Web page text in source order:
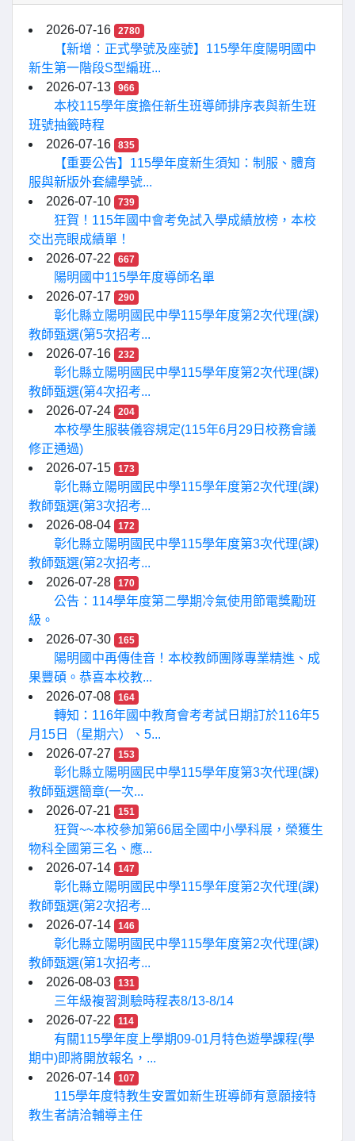
2026-07-16 2780
【新增：正式學號及座號】115學年度陽明國中
新生第一階段S型編班...
2026-07-13
966
本校115學年度擔任新生班導師排序表與新生班
班號抽籤時程
2026-07-16
835
【重要公告】115學年度新生須知：制服、體育
服與新版外套繡學號...
2026-07-10
739
狂賀！115年國中會考免試入學成績放榜，本校
交出亮眼成績單！
2026-07-22
667
陽明國中115學年度導師名單
2026-07-17
290
彰化縣立陽明國民中學115學年度第2次代理(課)
教師甄選(第5次招考...
2026-07-16
232
彰化縣立陽明國民中學115學年度第2次代理(課)
教師甄選(第4次招考...
2026-07-24
204
本校學生服裝儀容規定(115年6月29日校務會議
修正通過)
2026-07-15
173
彰化縣立陽明國民中學115學年度第2次代理(課)
教師甄選(第3次招考...
2026-08-04
172
彰化縣立陽明國民中學115學年度第3次代理(課)
教師甄選(第2次招考...
2026-07-28
170
公告：114學年度第二學期冷氣使用節電獎勵班
級。
2026-07-30
165
陽明國中再傳佳音！本校教師團隊專業精進、成
果豐碩。恭喜本校教...
2026-07-08
164
轉知：116年國中教育會考考試日期訂於116年5
月15日（星期六）、5...
2026-07-27
153
彰化縣立陽明國民中學115學年度第3次代理(課)
教師甄選簡章(一次...
2026-07-21
151
狂賀~~本校參加第66屆全國中小學科展，榮獲生
物科全國第三名、應...
2026-07-14
147
彰化縣立陽明國民中學115學年度第2次代理(課)
教師甄選(第2次招考...
2026-07-14
146
彰化縣立陽明國民中學115學年度第2次代理(課)
教師甄選(第1次招考...
2026-08-03
131
三年級複習測驗時程表8/13-8/14
2026-07-22
114
有關115學年度上學期09-01月特色遊學課程(學
期中)即將開放報名，...
2026-07-14
107
115學年度特教生安置如新生班導師有意願接特
教生者請洽輔導主任